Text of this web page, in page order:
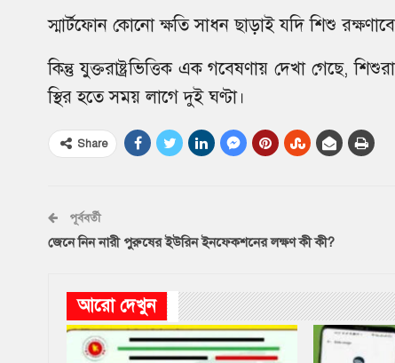
স্মার্টফোন কোনো ক্ষতি সাধন ছাড়াই যদি শিশু
কিন্তু যুক্তরাষ্ট্রভিত্তিক এক গবেষণায় দেখা গেছে,
স্থির হতে সময় লাগে দুই ঘণ্টা।
Share
পূর্ববর্তী
জেনে নিন নারী পুরুষের ইউরিন ইনফেকশনের লক্ষণ কী কী?
আরো দেখুন